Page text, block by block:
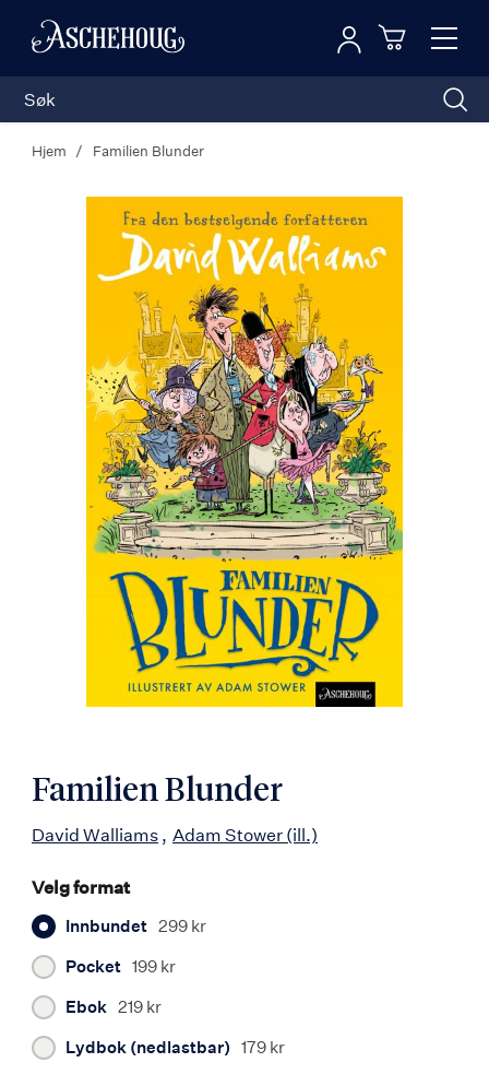
Toggle
Logg inn
Hjem Familien Blunder
Familien Blunder
David Walliams Adam Stower (ill.)
Velg format
Innbundet 299 kr
Pocket 199 kr
Ebok 219 kr
Lydbok (nedlastbar) 179 kr